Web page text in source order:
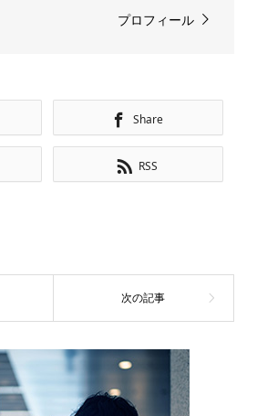
プロフィール
Share
RSS